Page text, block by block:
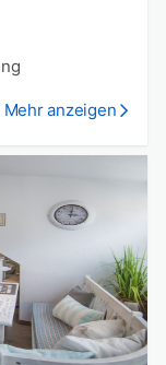
Mehr anzeigen